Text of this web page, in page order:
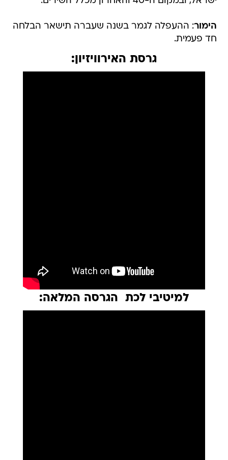
הימור: ההעפלה לגמר בשנה שעברה תישאר הבלחה
חד פעמית.
גרסת האירוויזיון:
למיטיבי לכת  הגרסה המלאה: